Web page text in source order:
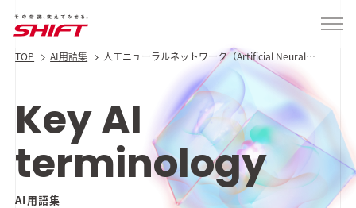
TOP AI用語集
人工ニューラルネットワーク（Artificial Neural
Key AI
terminology
AI用語集